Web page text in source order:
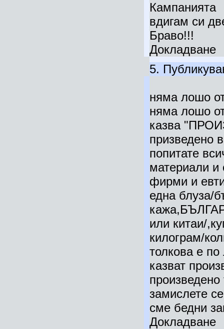
Кампанията
вдигам си
Браво!!!
Докладване
5.
няма лошо
няма лошо
казва
призведено
попитате
материали и
фирми и
една блуза/
или китаи/
килограм/
толкова е
казват
замислете
сме бедни
Докладване